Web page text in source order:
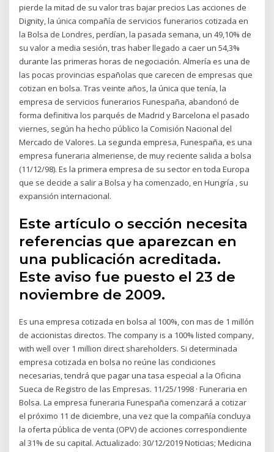
pierde la mitad de su valor tras bajar precios Las acciones de
Dignity, la única compañía de servicios funerarios cotizada en
la Bolsa de Londres, perdían, la pasada semana, un 49,10% de
su valor a media sesión, tras haber llegado a caer un 54,3%
durante las primeras horas de negociación. Almería es una de
las pocas provincias españolas que carecen de empresas que
cotizan en bolsa. Tras veinte años, la única que tenía, la
empresa de servicios funerarios Funespaña, abandonó de
forma definitiva los parqués de Madrid y Barcelona el pasado
viernes, según ha hecho público la Comisión Nacional del
Mercado de Valores. La segunda empresa, Funespaña, es una
empresa funeraria almeriense, de muy reciente salida a bolsa
(11/12/98). Es la primera empresa de su sector en toda Europa
que se decide a salir a Bolsa y ha comenzado, en Hungría , su
expansión internacional.
Este artículo o sección necesita
referencias que aparezcan en
una publicación acreditada.
Este aviso fue puesto el 23 de
noviembre de 2009.
Es una empresa cotizada en bolsa al 100%, con mas de 1 millón
de accionistas directos. The company is a 100% listed company,
with well over 1 million direct shareholders. Si determinada
empresa cotizada en bolsa no reúne las condiciones
necesarias, tendrá que pagar una tasa especial a la Oficina
Sueca de Registro de las Empresas. 11/25/1998 · Funeraria en
Bolsa. La empresa funeraria Funespaña comenzará a cotizar
el próximo 11 de diciembre, una vez que la compañía concluya
la oferta pública de venta (OPV) de acciones correspondiente
al 31% de su capital. Actualizado: 30/12/2019 Noticias; Medicina